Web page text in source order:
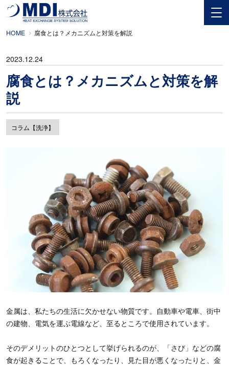
HOME 腐食とは？メカニズムと対策を解説
2023.12.24
腐食とは？メカニズムと対策を解
説
コラム【洗浄】
金属は、私たちの生活に欠かせない物質です。自動車や電車、街中
の建物、電気を運ぶ電線など、至るところで使用されています。
そのデメリットのひとつとして挙げられるのが、「さび」などの腐
食が起きることで、もろくなったり、見た目が悪くなったりと、金